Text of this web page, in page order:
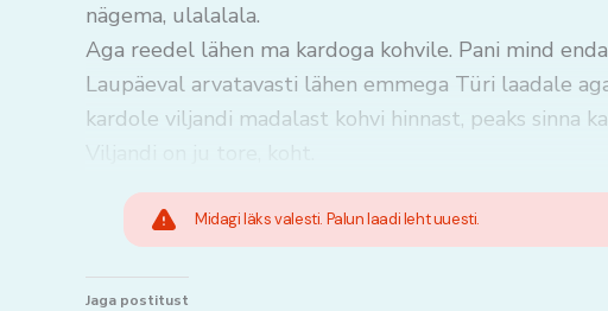
nägema, ulalalala.
Aga reedel lähen ma kardoga kohvile. Pani mind
Laupäeval arvatavasti lähen emmega Türi laadale
kardole viljandi madalast kohvi hinnast, peaks sinna
Midagi läks valesti. Palun laadi leht uuesti.
Jaga postitust